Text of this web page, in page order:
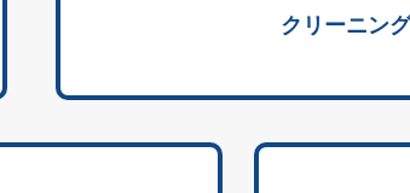
クリーニング